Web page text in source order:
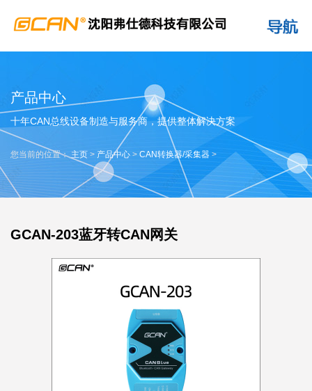
产品中心
十年CAN总线设备制造与服务商，提供整体解决方案
您当前的位置：主页 > 产品中心 > CAN转换器/采集器 >
GCAN-203蓝牙转CAN网关